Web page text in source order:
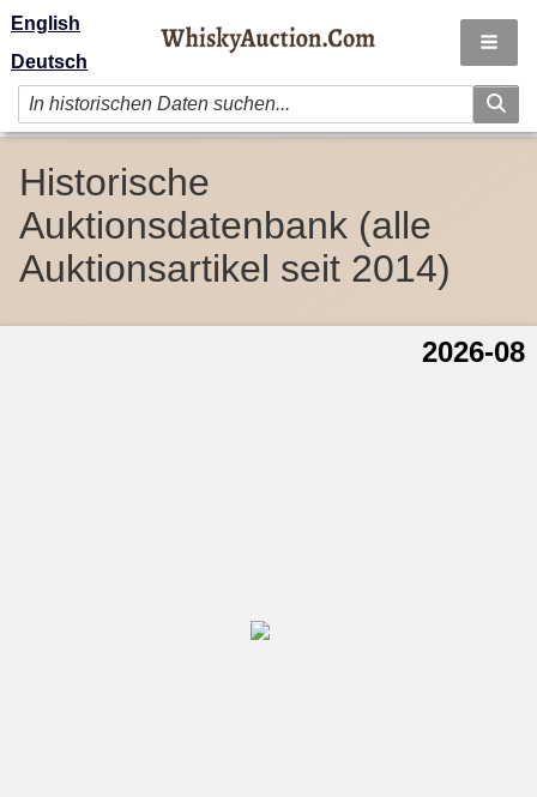
English
Deutsch
Historische
Auktionsdatenbank (alle
Auktionsartikel seit 2014)
2026-08